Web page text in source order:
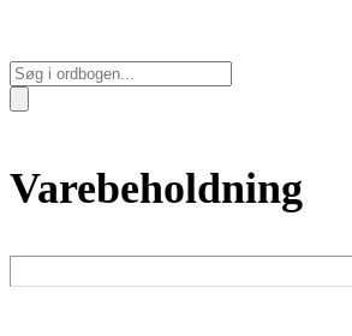
Varebeholdning